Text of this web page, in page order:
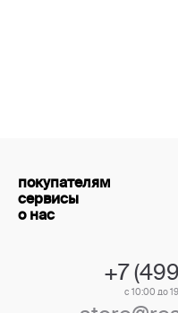
покупателям
сервисы
о нас
+7
с 10:00 до